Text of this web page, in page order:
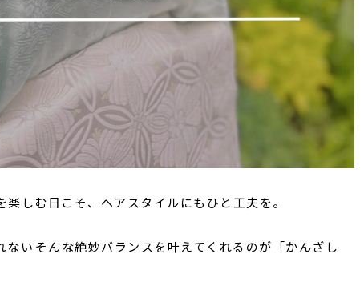
しむ日こそ、ヘアスタイルにもひと工夫を。
い――そんな絶妙バランスを叶えてくれるのが「かんざし